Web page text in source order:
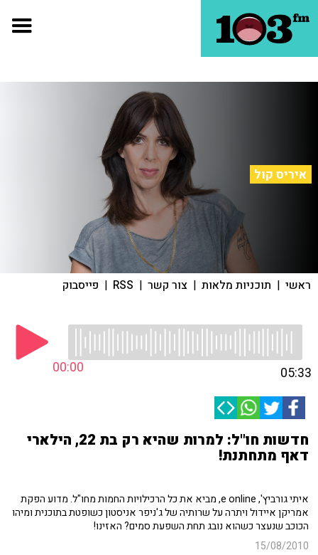
איריס קול
ראשי | תוכניות מלאות | צור קשר |
RSS
| פייסבוק
00:00 05:33
חדשות חו"ל: למרות שהיא רק בת 22, הילארי
דאף מתחתנת!
איתי גורביץ', e online, מביא את כל הרכילויות החמות מחו"ל. מדוע הפקת
אמריקן איידול ויתרה על שרותיה של ג'ניפר אניסטון כשופטת בתוכנית ומיהו
הכוכב שנעצר כשהוא נובג תחת השפעת סמים? האזינו!
15/08/2010